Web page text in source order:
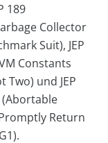
189
Collector
Suit), JEP
Constants
Two) und JEP
(Abortable
Return